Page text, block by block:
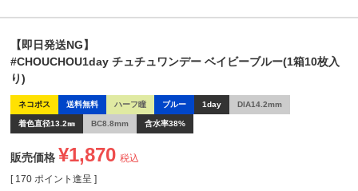
【即日発送NG】
#CHOUCHOU1day チュチュワンデー ベイビーブルー(1箱10枚入
り)
ネコポス 送料無料 ハーフ瞳 ブルー 1day DIA14.2mm
着色直径13.2㎜ BC8.8mm 含水率38%
販売価格 ¥1,870 税込
[ 170 ポイント進呈 ]